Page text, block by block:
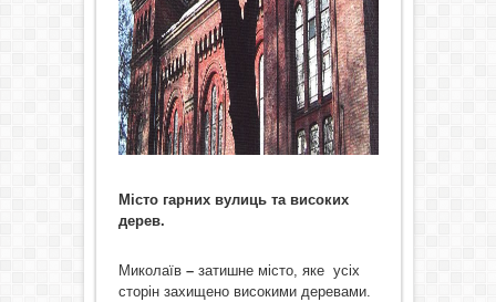
Місто гарних вулиць та високих
дерев.
Миколаїв– затишне місто, яке усіх
сторін захищено високими деревами.